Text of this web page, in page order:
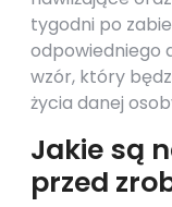
tygodni po
odpowiedniego
wzór, który
życia danej
Jakie są
przed